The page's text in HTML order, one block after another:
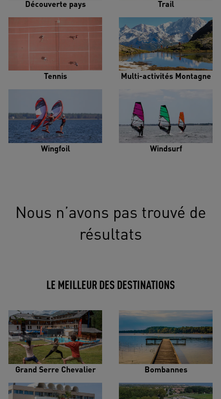
Découverte pays Trail
Tennis Multi-activités Montagne
Wingfoil Windsurf
Nous n’avons pas trouvé de
résultats
LE MEILLEUR DES DESTINATIONS
Grand Serre Chevalier Bombannes